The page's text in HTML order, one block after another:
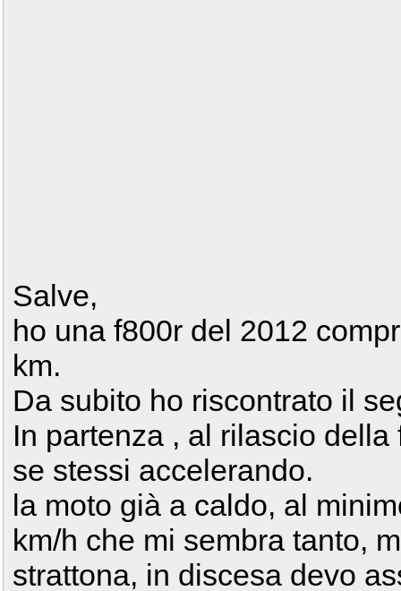
Salve,
ho una f800r del 2012
km.
Da subito ho riscontrato il
In partenza , al rilascio
se stessi accelerando.
la moto già a caldo, al
km/h che mi sembra tanto,
strattona, in discesa devo